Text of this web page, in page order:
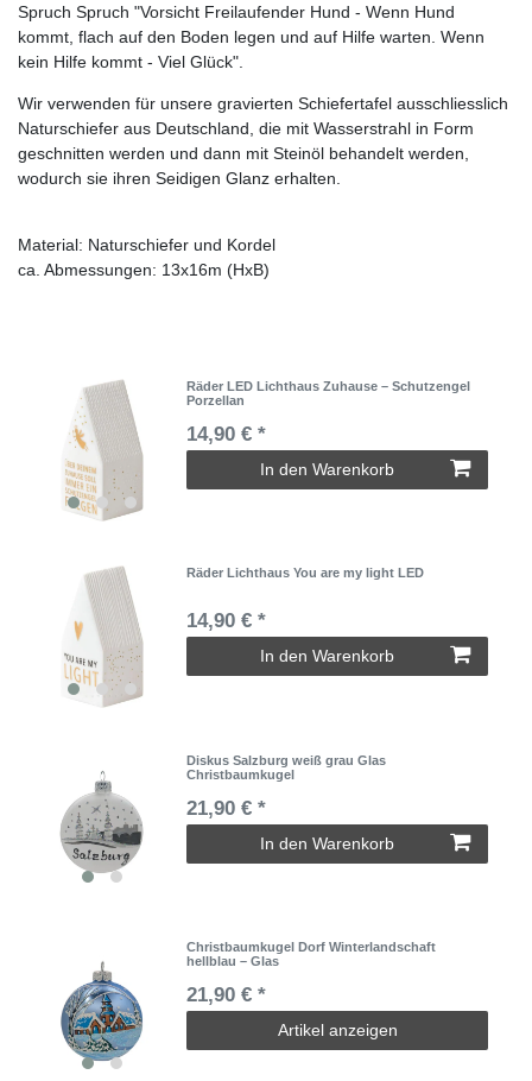
Spruch Spruch "Vorsicht Freilaufender Hund - Wenn Hund
kommt, flach auf den Boden legen und auf Hilfe warten. Wenn
kein Hilfe kommt - Viel Glück".​
Wir verwenden für unsere gravierten Schiefertafel ausschliesslich
Naturschiefer aus Deutschland, die mit Wasserstrahl in Form
geschnitten werden und dann mit Steinöl behandelt werden,
wodurch sie ihren Seidigen Glanz erhalten.
Material: Naturschiefer und Kordel
ca. Abmessungen: 13x16m (HxB)
Räder LED Lichthaus Zuhause – Schutzengel
Porzellan
14,90 € *
In den Warenkorb
Räder Lichthaus You are my light LED
14,90 € *
In den Warenkorb
Diskus Salzburg weiß grau Glas
Christbaumkugel
21,90 € *
In den Warenkorb
Christbaumkugel Dorf Winterlandschaft
hellblau – Glas
21,90 € *
Artikel anzeigen